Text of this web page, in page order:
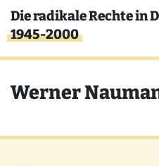
Direkt zum Inhalt
Die radikale Rechte in
1945-2000
Werner